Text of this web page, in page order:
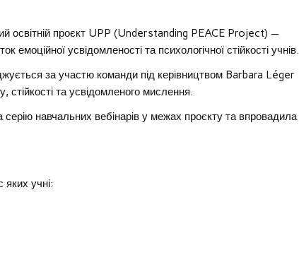
освітній проєкт UPP (Understanding PEACE Project) —
усвідомленості та психологічної стійкості учнів.
за участю команди під керівництвом Barbara Léger
та усвідомленого мислення.
навчальних вебінарів у межах проєкту та впровадила
яких учні: